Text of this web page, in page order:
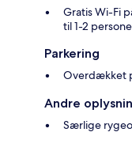
Gratis Wi-Fi
til 1-2
Parkering
Overdækket
Andre
Særlige